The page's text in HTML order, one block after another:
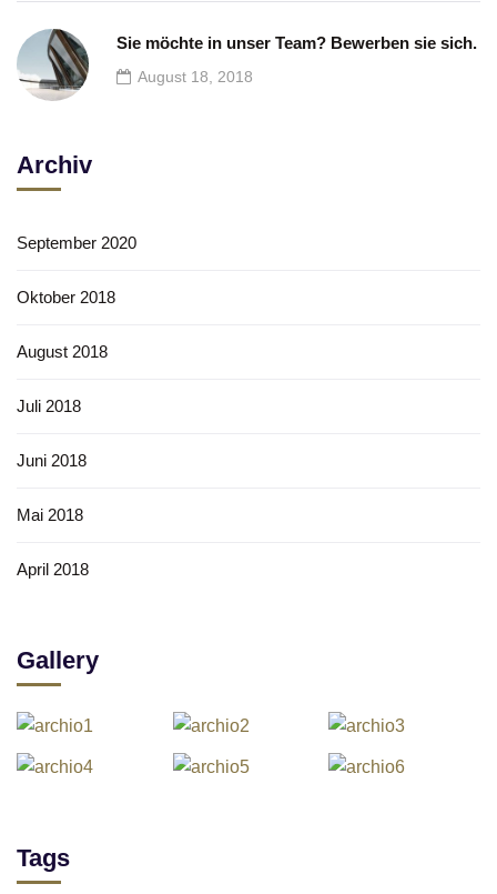
Sie möchte in unser Team? Bewerben sie sich.
August 18, 2018
Archiv
September 2020
Oktober 2018
August 2018
Juli 2018
Juni 2018
Mai 2018
April 2018
Gallery
Tags